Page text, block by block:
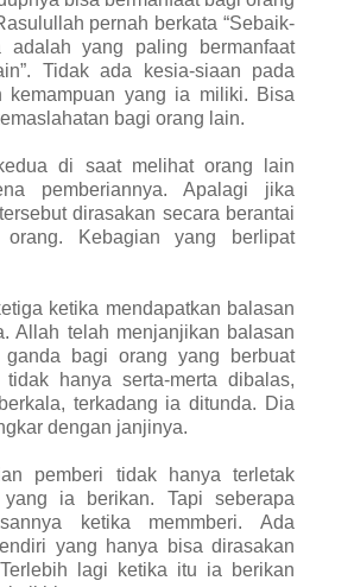
pernah berkata “Sebaik-
adalah yang paling bermanfaat
Tidak ada kesia-siaan pada
kemampuan yang ia miliki. Bisa
bagi orang lain.
di saat melihat orang lain
pemberiannya. Apalagi jika
dirasakan secara berantai
Kebagian yang berlipat
ketika mendapatkan balasan
Allah telah menjanjikan balasan
bagi orang yang berbuat
hanya serta-merta dibalas,
terkadang ia ditunda. Dia
dengan janjinya.
pemberi tidak hanya terletak
ia berikan. Tapi seberapa
ketika memmberi. Ada
yang hanya bisa dirasakan
lagi ketika itu ia berikan